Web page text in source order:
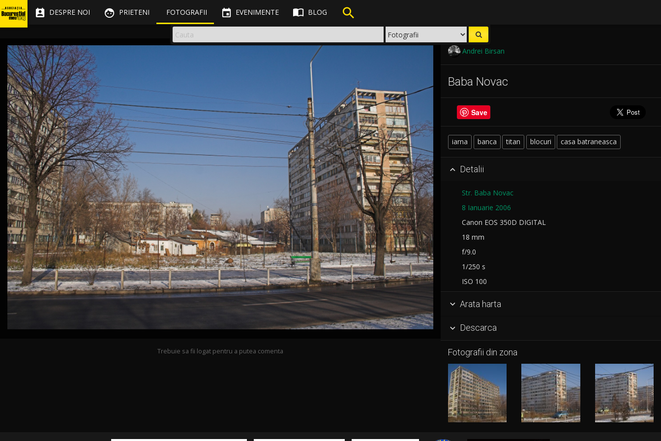
 DESPRE NOI  PRIETENI FOTOGRAFII  EVENIMENTE  BLOG 
Andrei Birsan
Baba Novac
Save
iarna banca titan blocuri casa batraneasca
 Detalii
Str. Baba Novac
8 Ianuarie 2006
Canon EOS 350D DIGITAL
18 mm
f/9.0
1/250 s
ISO 100
 Arata harta
 Descarca
Fotografii din zona
Trebuie sa fii logat pentru a putea comenta